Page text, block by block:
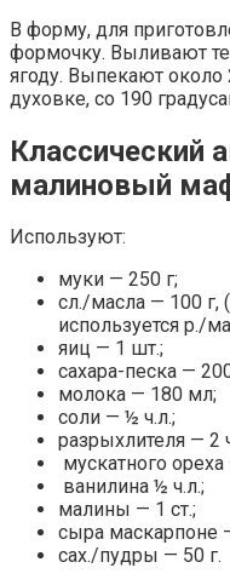
В форму, для
формочку. Выливают
ягоду. Выпекают
духовке, со 190
Классический
малиновый
Используют:
муки — 250 г;
сл./масла — 100
используется р./
яиц — 1 шт.;
сахара-песка —
молока — 180 мл;
соли — ½ ч.л.;
разрыхлителя — 2
мускатного
ванилина ½ ч.л.;
малины — 1 ст.;
сыра маскарпоне
сах./пудры — 50 г.